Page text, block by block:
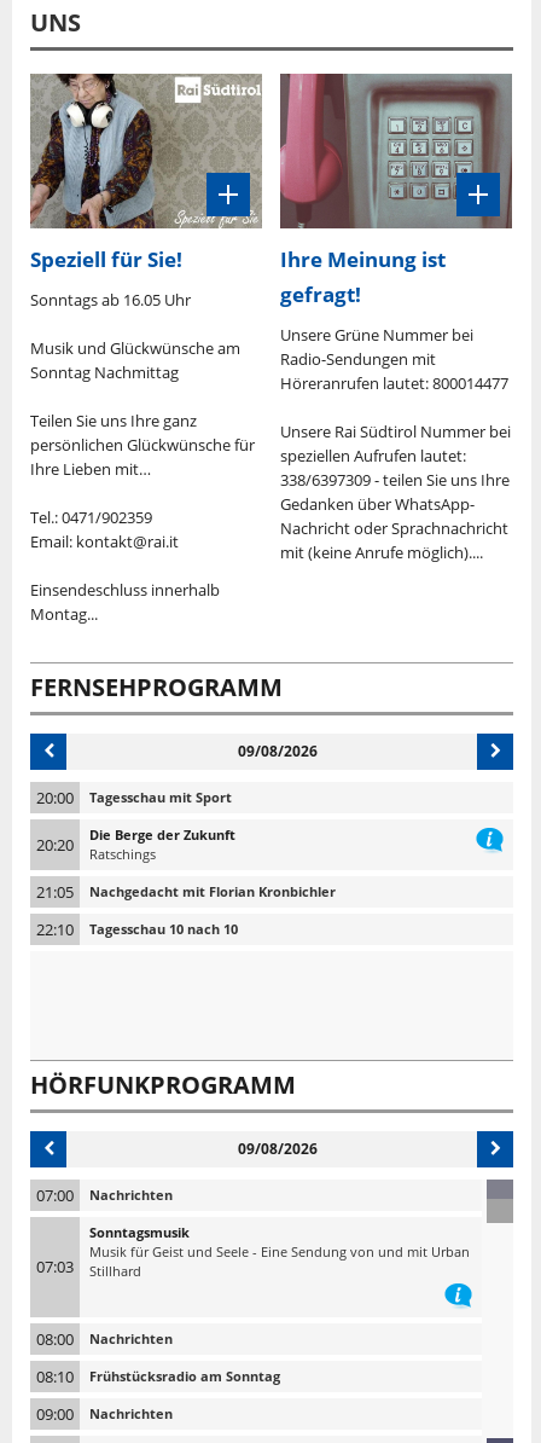
UNS
Speziell für Sie!
Sonntags ab 16.05 Uhr
Musik und Glückwünsche am
Sonntag Nachmittag
Teilen Sie uns Ihre ganz
persönlichen Glückwünsche für
Ihre Lieben mit…
Tel.: 0471/902359
Email: kontakt@rai.it
Einsendeschluss innerhalb
Montag...
Ihre Meinung ist
gefragt!
Unsere Grüne Nummer bei
Radio-Sendungen mit
Höreranrufen lautet: 800014477
Unsere Rai Südtirol Nummer bei
speziellen Aufrufen lautet:
338/6397309 - teilen Sie uns Ihre
Gedanken über WhatsApp-
Nachricht oder Sprachnachricht
mit (keine Anrufe möglich)....
FERNSEHPROGRAMM
09/08/2026
20:00 Tagesschau mit Sport
20:20
Die Berge der Zukunft
Ratschings
21:05 Nachgedacht mit Florian Kronbichler
22:10 Tagesschau 10 nach 10
HÖRFUNKPROGRAMM
09/08/2026
07:00 Nachrichten
07:03
Sonntagsmusik
Musik für Geist und Seele - Eine Sendung von und mit Urban
Stillhard
08:00 Nachrichten
08:10 Frühstücksradio am Sonntag
09:00 Nachrichten